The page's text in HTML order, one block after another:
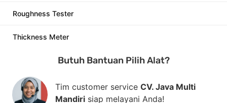
Roughness Tester
Thickness Meter
Butuh Bantuan Pilih Alat?
Tim customer service CV. Java Multi
Mandiri siap melayani Anda!